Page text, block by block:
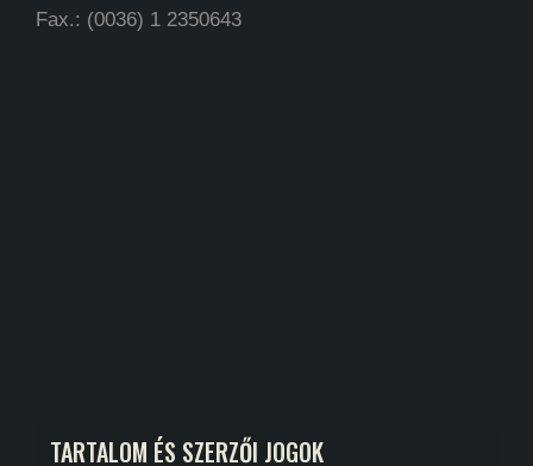
Fax.: (0036) 1 2350643
TARTALOM ÉS SZERZŐI JOGOK